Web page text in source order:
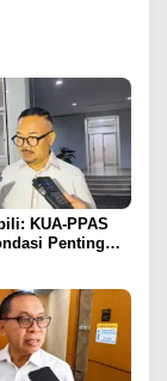
KUA-PPAS
Penting